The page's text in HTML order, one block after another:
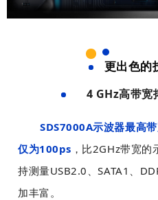
更出色的
定
布
局
4 GHz高带宽
SDS7000A示波器最高
仅为100ps ，比2GHz带宽
持测量USB2.0、SATA1、
加丰富。